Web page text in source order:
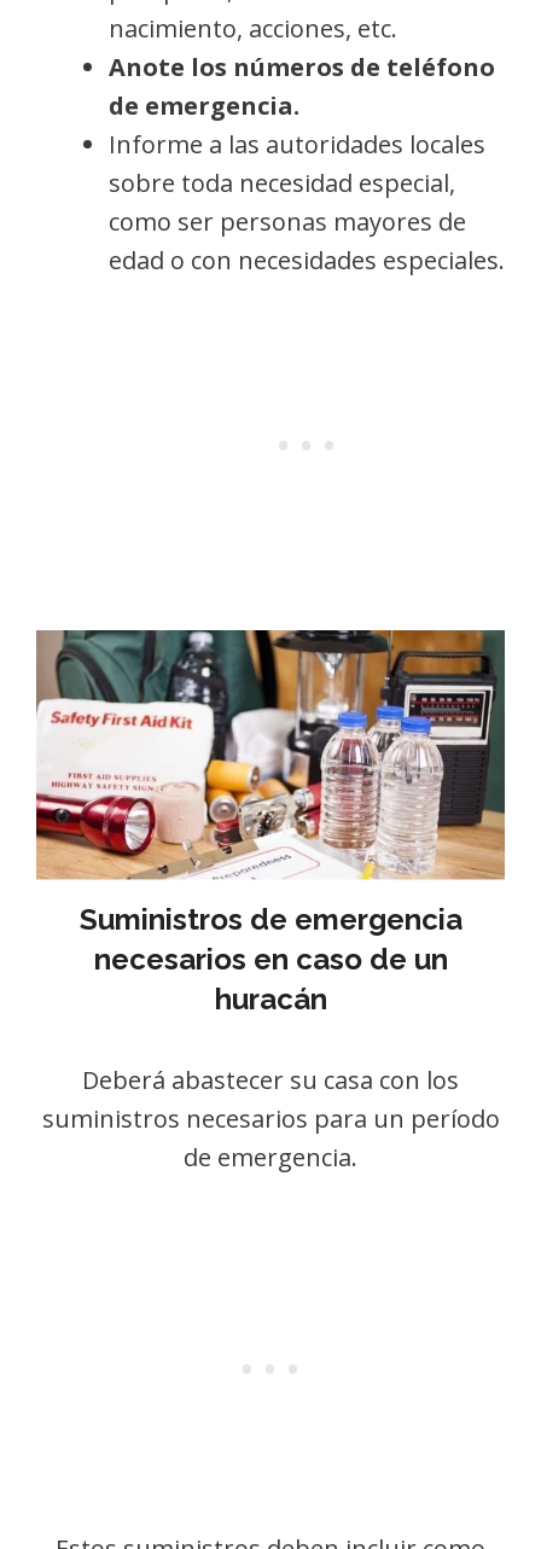
nacimiento, acciones, etc.
Anote los números de teléfono
de emergencia.
Informe a las autoridades locales
sobre toda necesidad especial,
como ser personas mayores de
edad o con necesidades especiales.
Suministros de emergencia
necesarios en caso de un
huracán
Deberá abastecer su casa con los
suministros necesarios para un período
de emergencia.